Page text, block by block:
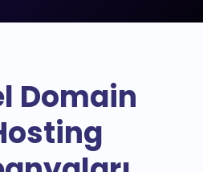
Domain